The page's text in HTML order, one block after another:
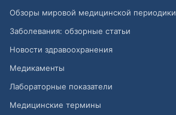
Обзоры мировой медицинской периодики
Заболевания: обзорные статьи
Новости здравоохранения
Медикаменты
Лабораторные показатели
Медицинские термины